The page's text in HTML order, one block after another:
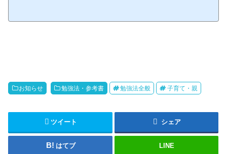
お知らせ 勉強法・参考書 勉強法全般 子育て・親
ツイート シェア
はてブ LINE